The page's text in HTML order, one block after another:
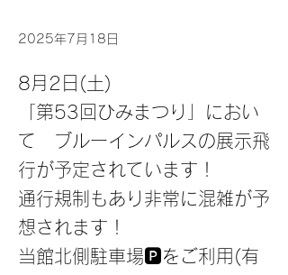
2025年7月18日
8月2日(土)
「第53回ひみまつり」におい
て ブルーインパルスの展示飛
行が予定されています！
通行規制もあり非常に混雑が予
想されます！
当館北側駐車場🅿️をご利用(有